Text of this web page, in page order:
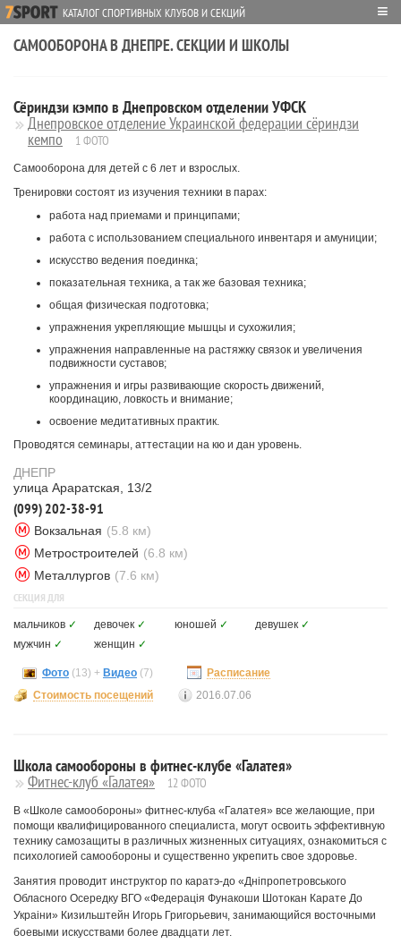
КАТАЛОГ СПОРТИВНЫХ КЛУБОВ И СЕКЦИЙ ≡
САМООБОРОНА В ДНЕПРЕ. СЕКЦИИ И ШКОЛЫ
Сёриндзи кэмпо в Днепровском отделении УФСК
Днепровское отделение Украинской федерации сёриндзи
кемпо 1 ФОТО
Самооборона для детей с 6 лет и взрослых.
Тренировки состоят из изучения техники в парах:
работа над приемами и принципами;
работа с использованием специального инвентаря и амуниции;
искусство ведения поединка;
показательная техника, а так же базовая техника;
общая физическая подготовка;
упражнения укрепляющие мышцы и сухожилия;
упражнения направленные на растяжку связок и увеличения
подвижности суставов;
упражнения и игры развивающие скорость движений,
координацию, ловкость и внимание;
освоение медитативных практик.
Проводятся семинары, аттестации на кю и дан уровень.
ДНЕПР
улица Араратская, 13/2
(099) 202-38-91
Вокзальная (5.8 км)
Метростроителей (6.8 км)
Металлургов (7.6 км)
СЕКЦИЯ ДЛЯ
мальчиков ✓ девочек ✓ юношей ✓ девушек ✓
мужчин ✓ женщин ✓
Фото (13) + Видео (7)
Расписание
Стоимость посещений
2016.07.06
Школа самообороны в фитнес-клубе «Галатея»
Фитнес-клуб «Галатея» 12 ФОТО
В «Школе самообороны» фитнес-клуба «Галатея» все желающие, при
помощи квалифицированного специалиста, могут освоить эффективную
технику самозащиты в различных жизненных ситуациях, ознакомиться с
психологией самообороны и существенно укрепить свое здоровье.
Занятия проводит инструктор по каратэ-до «Днiпропетровського
Обласного Осередку ВГО «Федерацiя Фунакоши Шотокан Карате До
Украiни» Кизильштейн Игорь Григорьевич, занимающийся восточными
боевыми искусствами более двадцати лет.